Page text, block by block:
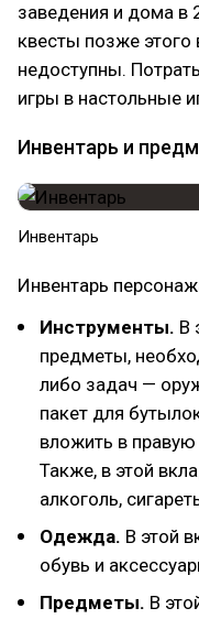
заведения и дома в
квесты позже этого
недоступны.
игры в настольные
Инвентарь и
Инвентарь
Инвентарь
Инструменты. В
предметы,
либо задач —
пакет для
вложить в
Также, в этой
алкоголь,
Одежда. В этой
обувь и
Предметы. В